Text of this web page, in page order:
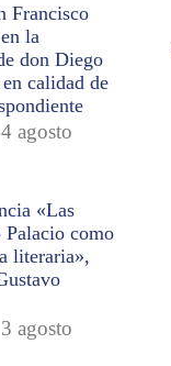
Francisco
la
don Diego
calidad de
4 agosto
«Las
Palacio como
literaria»,
3 agosto